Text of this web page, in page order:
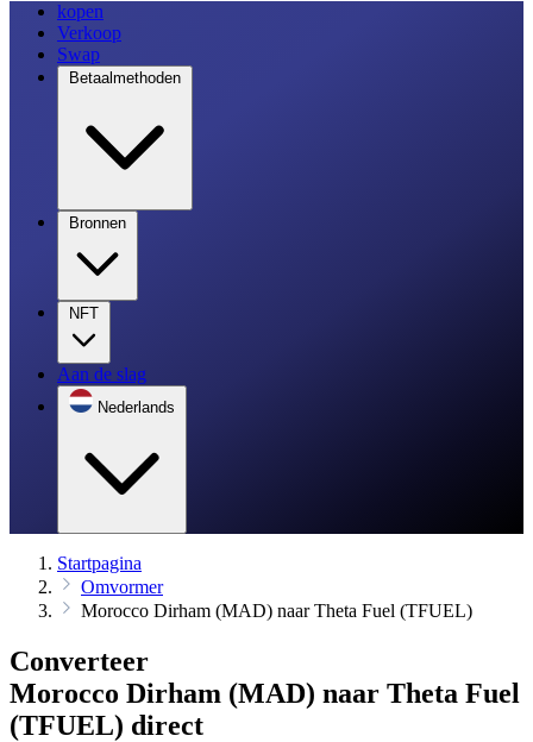
kopen
Verkoop
Swap
Betaalmethoden
Bronnen
NFT
Aan de slag
Nederlands
Startpagina
Omvormer
Morocco Dirham (MAD) naar Theta Fuel (TFUEL)
Converteer
Morocco Dirham (MAD) naar Theta Fuel
(TFUEL) direct